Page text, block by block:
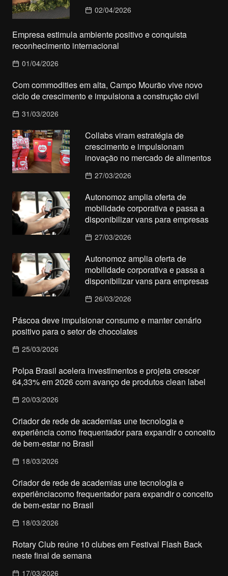
02/04/2026
Empresa estimula ambiente positivo e conquista
reconhecimento internacional
01/04/2026
Com commodities em alta, Campo Mourão vive novo
ciclo de crescimento e impulsiona a construção civil
31/03/2026
Collabs viram estratégia de
crescimento e impulsionam
inovação no mercado de alimentos
27/03/2026
Autonomoz amplia oferta de
mobilidade corporativa e passa a
disponibilizar vans para empresas
27/03/2026
Autonomoz amplia oferta de
mobilidade corporativa e passa a
disponibilizar vans para empresas
26/03/2026
Páscoa deve impulsionar consumo e manter cenário
positivo para o setor de chocolates
25/03/2026
Polpa Brasil acelera investimentos e projeta crescer
64,33% em 2026 com avanço de produtos clean label
20/03/2026
Criador de rede de academias une tecnologia e
experiência como frequentador para expandir o conceito
de bem-estar no Brasil
18/03/2026
Criador de rede de academias une tecnologia e
experiênciacomo frequentador para expandir o conceito
de bem-estar no Brasil
18/03/2026
Rotary Club reúne 10 clubes em Festival Flash Back
neste final de semana
17/03/2026